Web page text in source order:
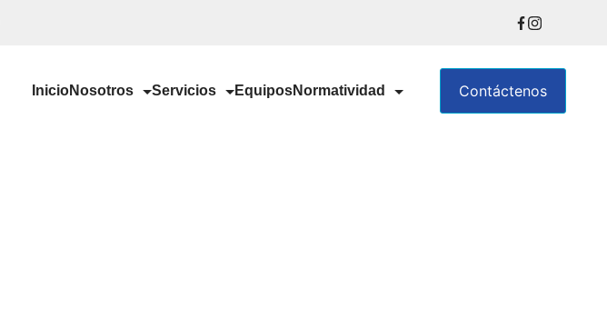
InicioNosotros Servicios EquiposNormatividad Contáctenos